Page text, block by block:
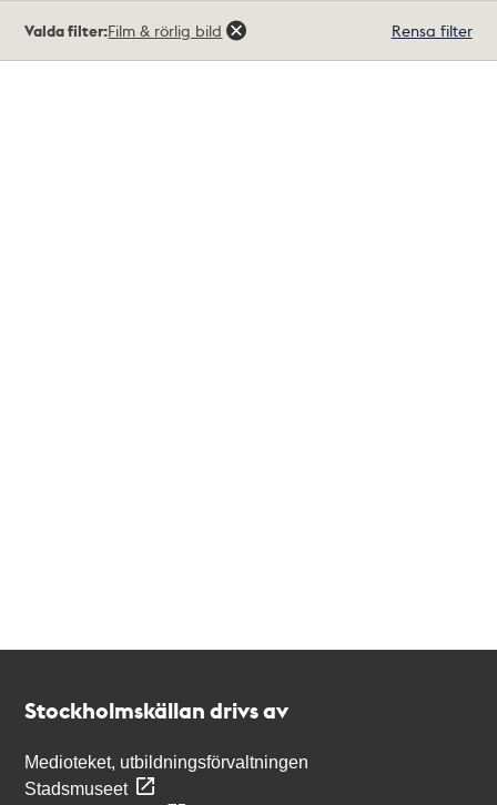
träffar
Valda filter:Film & rörlig bild Rensa filter
Stockholmskällan drivs av
Medioteket, utbildningsförvaltningen
Stadsmuseet